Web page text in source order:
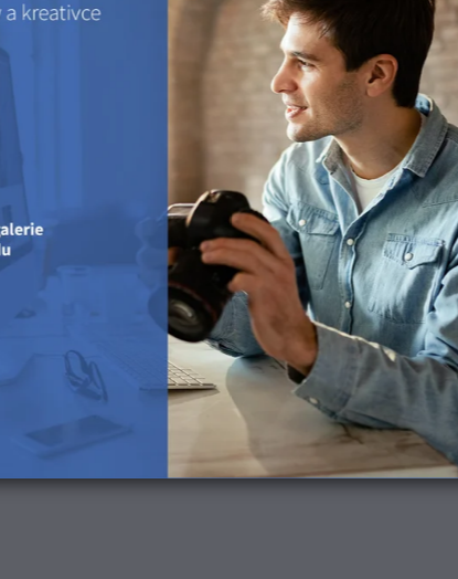
bez lepicího proužku. Odstraňte ochrannou fólii z
a vodorovná. Tlačte na desku rovnoměrně po